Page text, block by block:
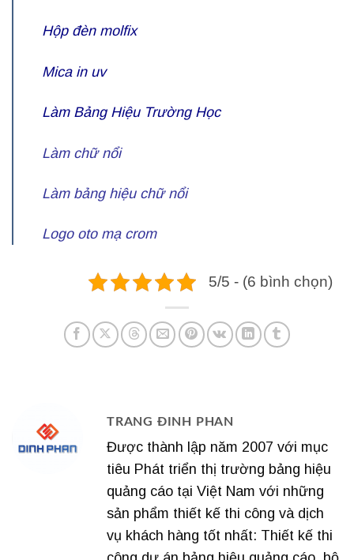
Hộp đèn molfix
Mica in uv
Làm Bảng Hiệu Trường Học
Làm chữ nổi
Làm bảng hiệu chữ nổi
Logo oto mạ crom
5/5 - (6 bình chọn)
TRANG ĐINH PHAN
Được thành lập năm 2007 với mục
tiêu Phát triển thị trường bảng hiệu
quảng cáo tại Việt Nam với những
sản phẩm thiết kế thi công và dịch
vụ khách hàng tốt nhất: Thiết kế thi